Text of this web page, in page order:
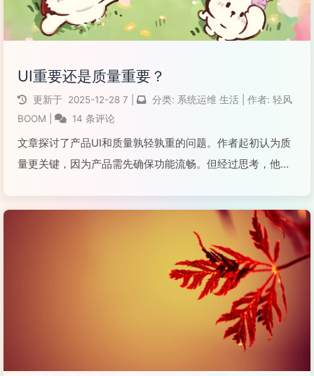
UI重要还是质量重要？
更新于 2025-12-28 7 分类: 系统运维 生活 作者: 轻风
BOOM
14 条评论
文章探讨了产品UI和质量孰轻孰重的问题。作者起初认为质
量更关键，因为产品需先确保功能流畅。但经过思考，他发